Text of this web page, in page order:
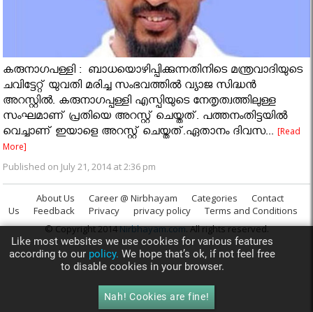
കരുനാഗപള്ളി : ബാധയൊഴിപ്പിക്കുന്നതിനിടെ മന്ത്രവാദിയുടെ
ചവിട്ടേറ്റ് യുവതി മരിച്ച സംഭവത്തിൽ വ്യാജ സിദ്ധന്‍
അറസ്റ്റില്‍. കരുനാഗപ്പള്ളി എസ്പിയുടെ നേതൃത്വത്തിലുള്ള
സംഘമാണ് പ്രതിയെ അറസ്റ്റ് ചെയ്തത്. പത്തനംതിട്ടയിൽ
വെച്ചാണ് ഇയാളെ അറസ്റ്റ് ചെയ്തത്.ഏതാനം ദിവസ...[Read
More]
Published on July 21, 2014 at 2:36 pm
About Us Career @ Nirbhayam Categories
Contact
Us
Feedback Privacy privacy policy
Terms and Conditions
© Copyright 2014Nirbhayam.com. All rights reserved.
Like most websites we use cookies for various features
according to our policy. We hope that’s ok, if not feel free
to disable cookies in your browser.
Nah! Cookies are fine!